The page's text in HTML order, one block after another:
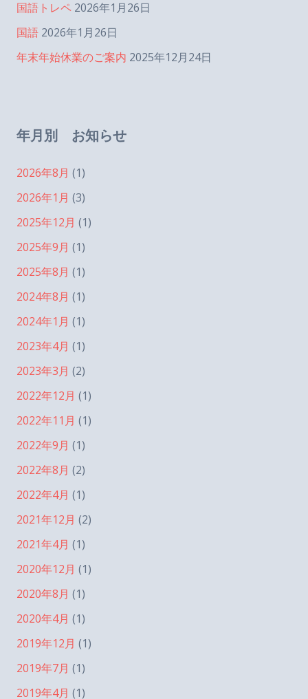
国語トレペ 2026年1月26日
国語 2026年1月26日
年末年始休業のご案内 2025年12月24日
年月別 お知らせ
2026年8月 (1)
2026年1月 (3)
2025年12月 (1)
2025年9月 (1)
2025年8月 (1)
2024年8月 (1)
2024年1月 (1)
2023年4月 (1)
2023年3月 (2)
2022年12月 (1)
2022年11月 (1)
2022年9月 (1)
2022年8月 (2)
2022年4月 (1)
2021年12月 (2)
2021年4月 (1)
2020年12月 (1)
2020年8月 (1)
2020年4月 (1)
2019年12月 (1)
2019年7月 (1)
2019年4月 (1)